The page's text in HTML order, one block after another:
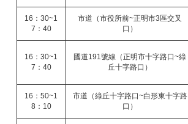
16：30~1
7：40
市道（市役所前~正明市3區交叉
口）
16：30~1
7：40
國道191號線（正明市十字路口~綠
丘十字路口）
16：50~1
8：10
市道（綠丘十字路口~白形東十字路
口）